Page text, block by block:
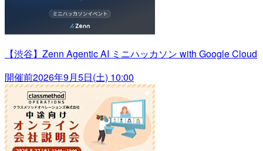
【渋谷】Zenn Agentic AI ミニハッカソン with Google Cloud
開催前2026年9月5日(土) 10:00